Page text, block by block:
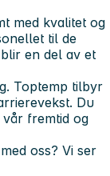
med kvalitet og
til de
en del av et
Toptemp tilbyr
Du
fremtid og
oss? Vi ser